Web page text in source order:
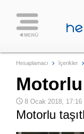
Hesaplamacı İçerikler
Motorlu
8 Ocak 2018, 17:16
Motorlu